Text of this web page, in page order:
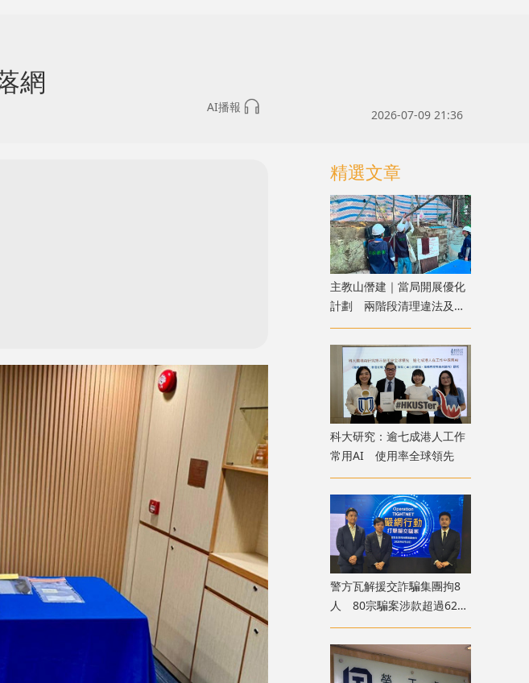
網
AI播報
2026-07-09 21:36
精選文章
主教山僭建｜當局開展優化
計劃 兩階段清理違法及不
安全構築物
科大研究：逾七成港人工作
常用AI 使用率全球領先
​警方瓦解援交詐騙集團拘8
人 80宗騙案涉款超過620
萬